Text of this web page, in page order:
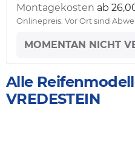
Montagekosten ab
Onlinepreis. Vor Ort sind
MOMENTAN NICHT
Alle
VREDESTEIN